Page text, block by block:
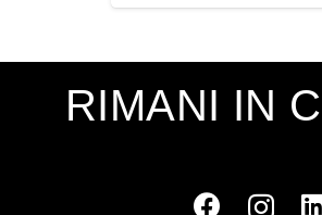
RIMANI IN